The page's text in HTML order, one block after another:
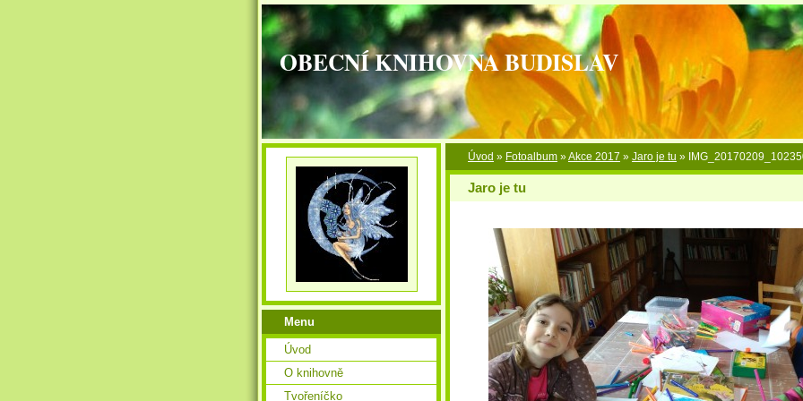
OBECNÍ KNIHOVNA BUDISLAV
Úvod » Fotoalbum »Akce 2017 » Jaro je tu »
Jaro je tu
Menu
Úvod
O knihovně
Tvořeníčko